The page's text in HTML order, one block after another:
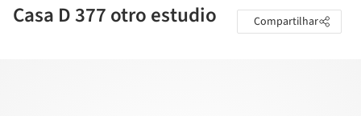
Casa D 377 otro estudio Compartilhar